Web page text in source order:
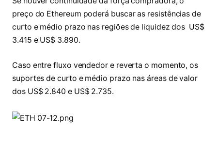
preço do Ethereum poderá buscar as resistências de
curto e médio prazo nas regiões de liquidez dos US$
3.415 e US$ 3.890.
Caso entre fluxo vendedor e reverta o momento, os
suportes de curto e médio prazo nas áreas de valor
dos US$ 2.840 e US$ 2.735.